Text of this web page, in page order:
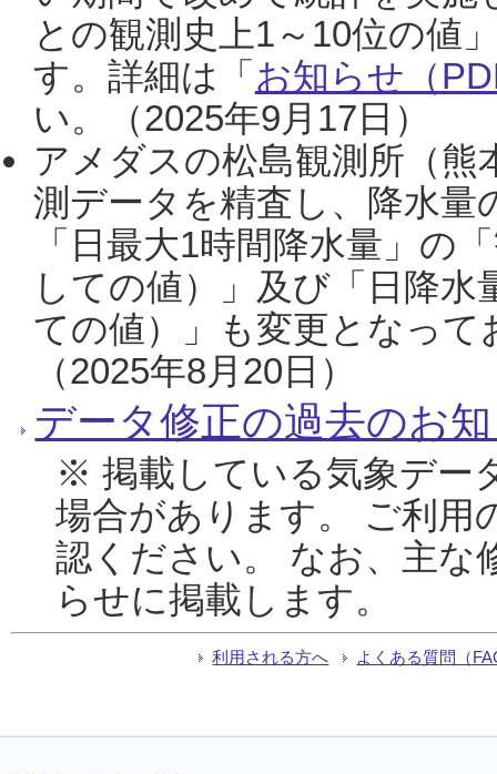
との観測史上1～10位の値
す。詳細は「 お知らせ（
い。（2025年9月17日）
アメダスの松島観測所（熊
測データを精査し、降水
「日最大1時間降水量」の
しての値）」及び「日降
ての値）」も変更となっ
（2025年8月20日）
データ修正の過去のお
※ 掲載している気象デー
場合があります。 ご利用
認ください。 なお、主な
らせに掲載します。
利用される方へ よくある質問（